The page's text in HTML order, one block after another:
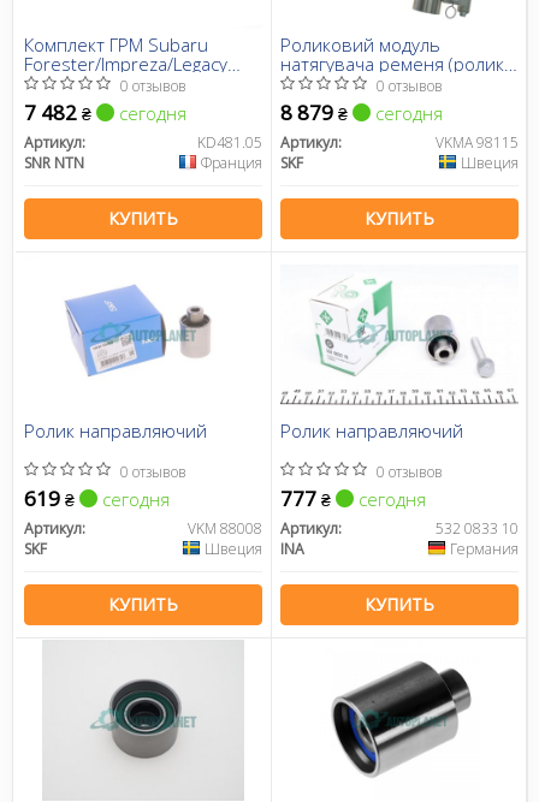
Комплект ГРМ Subaru
Forester/Impreza/Legacy
2.0/2.5 AWD 05-14
0 отзывов
7 482 ₴ сегодня
Артикул:
KD481.05
SNR NTN
Франция
КУПИТЬ
Роликовий модуль
натягувача ременя (ролик,
ремінь)
0 отзывов
8 879 ₴ сегодня
Артикул:
VKMA 98115
SKF
Швеция
КУПИТЬ
Ролик направляючий
0 отзывов
619 ₴ сегодня
Артикул:
VKM 88008
SKF
Швеция
КУПИТЬ
Ролик направляючий
0 отзывов
777 ₴ сегодня
Артикул:
532 0833 10
INA
Германия
КУПИТЬ